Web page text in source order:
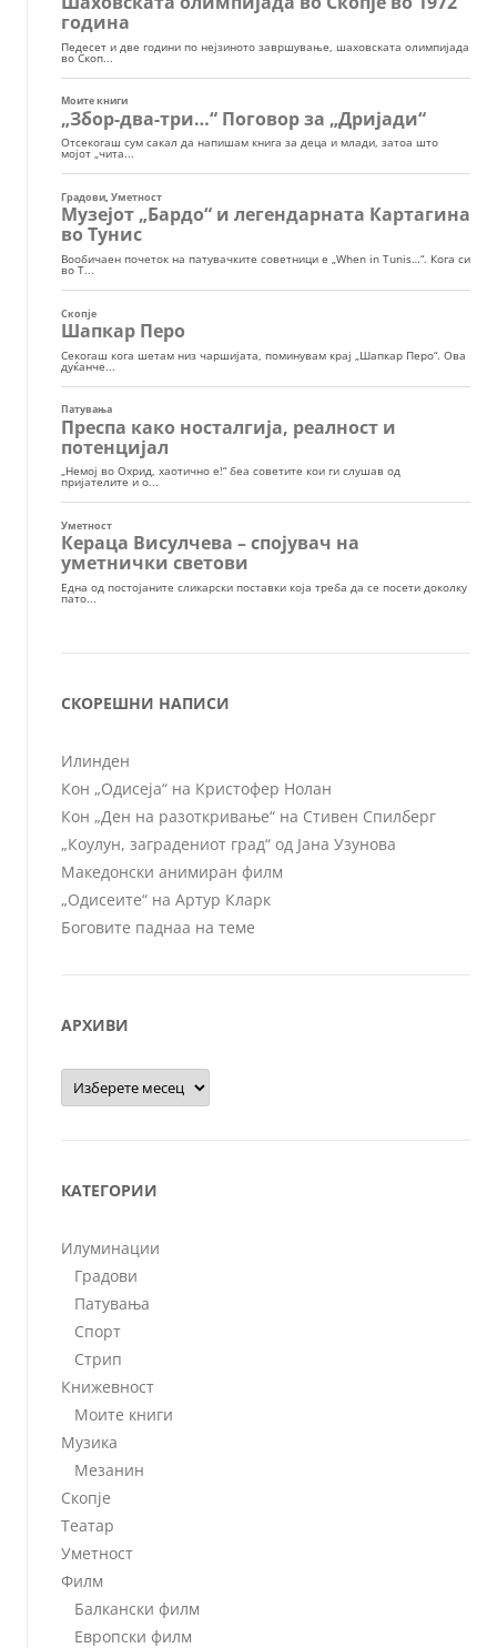
СКОРЕШНИ НАПИСИ
Илинден
Кон „Одисеја“ на Кристофер Нолан
Кон „Ден на разоткривање“ на Стивен Спилберг
„Коулун, заградениот град“ од Јана Узунова
Македонски анимиран филм
„Одисеите“ на Артур Кларк
Боговите паднаа на теме
АРХИВИ
Архиви
КАТЕГОРИИ
Илуминации
Градови
Патувања
Спорт
Стрип
Книжевност
Моите книги
Музика
Мезанин
Скопје
Театар
Уметност
Филм
Балкански филм
Европски филм